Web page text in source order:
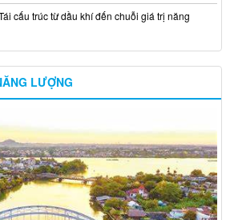
cấu trúc từ dầu khí đến chuỗi giá trị năng
LƯỢNG